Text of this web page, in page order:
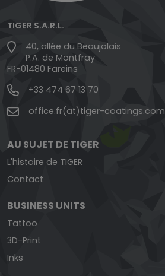
TIGER S.A.R.L.
40, allée du Beaujolais
P.A. de Montfray
FR-01480 Fareins
+33 474 67 13 70
office.fr(at)tiger-coatings.com
AU SUJET DE TIGER
L'histoire de TIGER
Contact
BUSINESS UNITS
Tattoo
3D-Print
Inks